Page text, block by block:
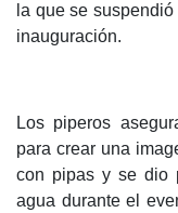
la que se
inauguración.
Los piperos
para crear una
con pipas y se dio
agua durante el